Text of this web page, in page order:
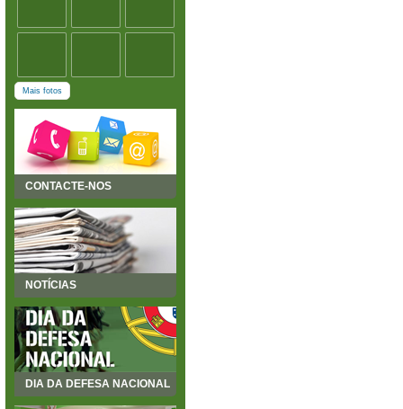
Mais fotos
CONTACTE-NOS
NOTÍCIAS
DIA DA DEFESA NACIONAL